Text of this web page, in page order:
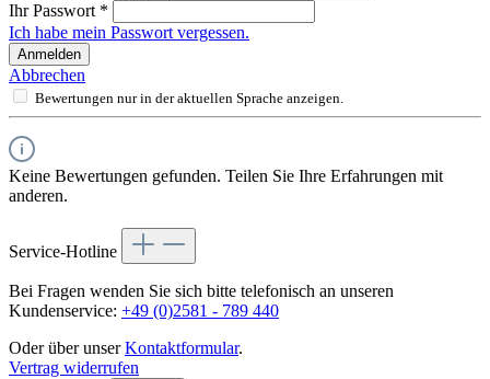
Ihr Passwort *
Ich habe mein Passwort vergessen.
Anmelden
Abbrechen
Bewertungen nur in der aktuellen Sprache anzeigen.
Keine Bewertungen gefunden. Teilen Sie Ihre Erfahrungen mit
anderen.
Service-Hotline
Bei Fragen wenden Sie sich bitte telefonisch an unseren
Kundenservice: +49 (0)2581 - 789 440
Oder über unserKontaktformular.
Vertrag widerrufen